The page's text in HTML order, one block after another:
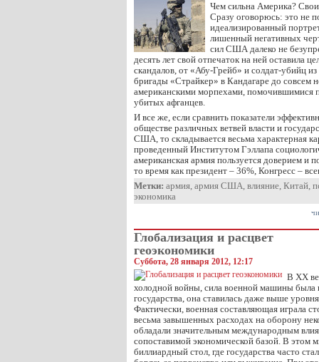
Чем сильна Америка?
Сразу оговорюсь: это не
идеализированный
лишенный негативных
сил США далеко не
десять лет свой отпечаток на ней оставила
скандалов, от «Абу-Грейб» и солдат-убийц
бригады «Страйкер» в Кандагаре до совсем
американскими морпехами, помочившимися
убитых афганцев.
И все же, если сравнить показатели
обществе различных ветвей власти и
США, то складывается весьма характерная
проведенный Институтом Гэллапа
американская армия пользуется доверием и
то время как президент – 36%, Конгресс –
Метки: армия, армия США, влияние, Китай,
экономика
Глобализация и расцвет
геоэкономики
Суббота, 28 января 2012, 12:17
В XX
холодной войны, сила военной машины
государства, она ставилась даже выше
Фактически, военная составляющая играла
весьма завышенных расходах на оборону
обладали значительным международным
сопоставимой экономической базой. В этом
биллиардный стол, где государства часто